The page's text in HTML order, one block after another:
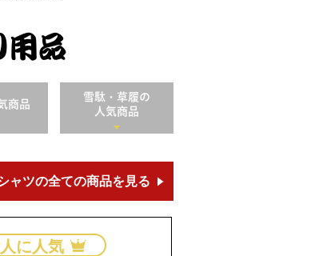
用品
商品
雪駄・草履の
人気商品
ャツの全ての商品を見る
に人気